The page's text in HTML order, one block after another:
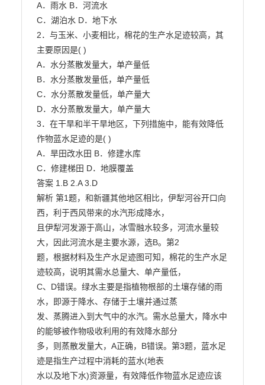
A．雨水 B．河流水
C．湖泊水 D．地下水
2．与玉米、小麦相比，棉花的生产水足迹较高，其
主要原因是( )
A．水分蒸散发量大，单产量低
B．水分蒸散发量低，单产量低
C．水分蒸散发量低，单产量大
D．水分蒸散发量大，单产量大
3．在干旱和半干旱地区，下列措施中，能有效降低
作物蓝水足迹的是( )
A．旱田改水田 B．修建水库
C．修建梯田 D．地膜覆盖
答案 1.B 2.A 3.D
解析 第1题，和新疆其他地区相比，伊犁河谷开口向
西，利于西风带来的水汽形成降水，
且伊犁河发源于高山，冰雪融水较多，河流水量较
大，因此河流水是主要水源，选B。第2
题，根据材料及生产水足迹图可知，棉花的生产水足
迹较高，说明其需水总量大、单产量低，
C、D错误。绿水主要是指植物根部的土壤存储的雨
水，即源于降水、存储于土壤并通过蒸
发、蒸腾进入到大气中的水汽。需水总量大，降水中
的能够被作物吸收利用的有效降水部分
多，则蒸散发量大，A正确，B错误。第3题，蓝水足
迹是指生产过程中消耗的蓝水(地表
水以及地下水)资源量，有效降低作物蓝水足迹应该